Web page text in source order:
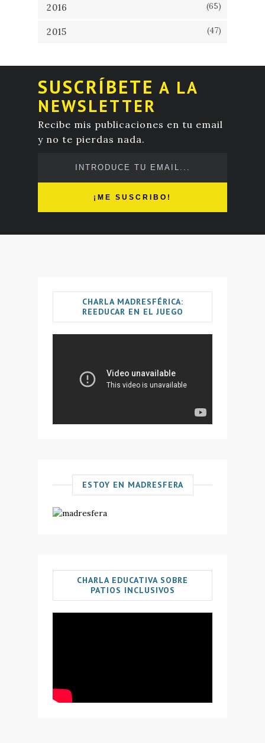
2016 (65)
2015 (47)
SUSCRÍBETE A LA
NEWSLETTER
Recibe mis publicaciones en tu email
y no te pierdas nada.
CHARLA MADRESFÉRICA:
REEDUCAR EN EL JUEGO
ESTOY EN MADRESFERA
CHARLA EDUCATIVA SOBRE
PATIOS INCLUSIVOS